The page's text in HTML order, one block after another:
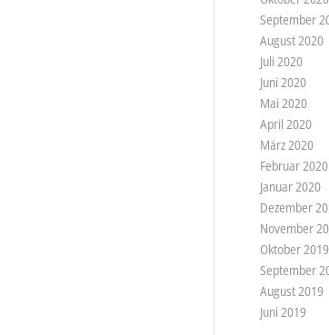
September
August 2020
Juli 2020
Juni 2020
Mai 2020
April 2020
März 2020
Februar 2020
Januar 2020
Dezember
November
Oktober 2019
September
August 2019
Juni 2019